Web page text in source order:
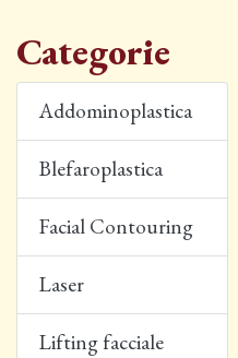
Categorie
Addominoplastica
Blefaroplastica
Facial Contouring
Laser
Lifting facciale